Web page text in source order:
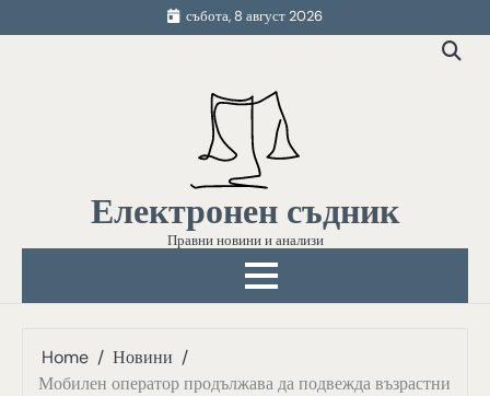
to
събота, 8 август 2026
Електронен съдник
Правни новини и анализи
Home
Новини
Мобилен оператор продължава да подвежда възрастни